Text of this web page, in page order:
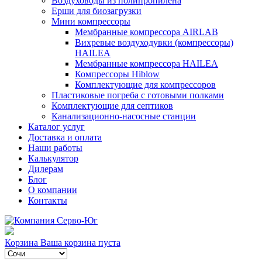
Ерши для биозагрузки
Мини компрессоры
Мембранные компрессора AIRLAB
Вихревые воздуходувки (компрессоры)
HAILEA
Мембранные компрессора HAILEA
Компрессоры Hiblow
Комплектующие для компрессоров
Пластиковые погреба с готовыми полками
Комплектующие для септиков
Канализационно-насосные станции
Каталог услуг
Доставка и оплата
Наши работы
Калькулятор
Дилерам
Блог
О компании
Контакты
Корзина Ваша корзина пуста